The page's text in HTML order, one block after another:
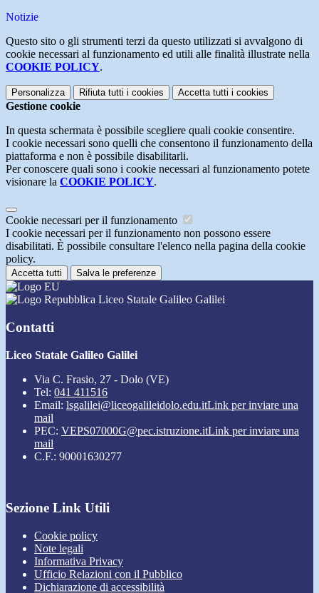
Notizie
Questo sito o gli strumenti terzi da questo utilizzati si avvalgono di
cookie necessari al funzionamento ed utili alle finalità illustrate nella
COOKIE POLICY.
Personalizza Rifiuta tutti i cookies Accetta tutti i cookies
Gestione cookie
In questa schermata è possibile scegliere quali cookie consentire.
I cookie necessari sono quelli che consentono il funzionamento della
piattaforma e non è possibile disabilitarli.
Per conoscere quali sono i cookie necessari al funzionamento potete
visionare la COOKIE POLICY.
Cookie necessari per il funzionamento
I cookie necessari per il funzionamento non possono essere
disabilitati. È possibile consultare l'elenco nella pagina della cookie
policy.
Accetta tutti Salva le preferenze
Liceo Statale Galileo Galilei
Contatti
Liceo Statale Galileo Galilei
Via C. Frasio, 27 - Dolo (VE)
Tel: 041 411516
Email: lsgalilei@liceogalileidolo.edu.itLink per inviare una
mail
PEC: VEPS07000G@pec.istruzione.itLink per inviare una
mail
C.F.: 90001630277
Sezione Link Utili
Cookie policy
Note legali
Informativa Privacy
Ufficio Relazioni con il Pubblico
Dichiarazione di accessibilità